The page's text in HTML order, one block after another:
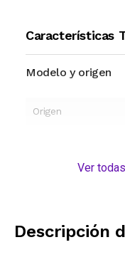
Características
Modelo y origen
Origen
Ver
Descripción